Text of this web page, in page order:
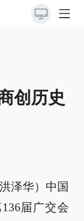
创历史
泽华）中国
届广交会